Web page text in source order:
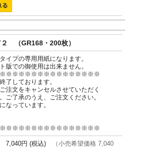
（GR168・200枚）
イプの専用用紙になります。
版での御使用は出来ません。
了しております。
注文をキャンセルさせていただく
ご了承のうえ、ご注文ください。
なっています。
7,040円 (税込)
（小売希望価格 7,040